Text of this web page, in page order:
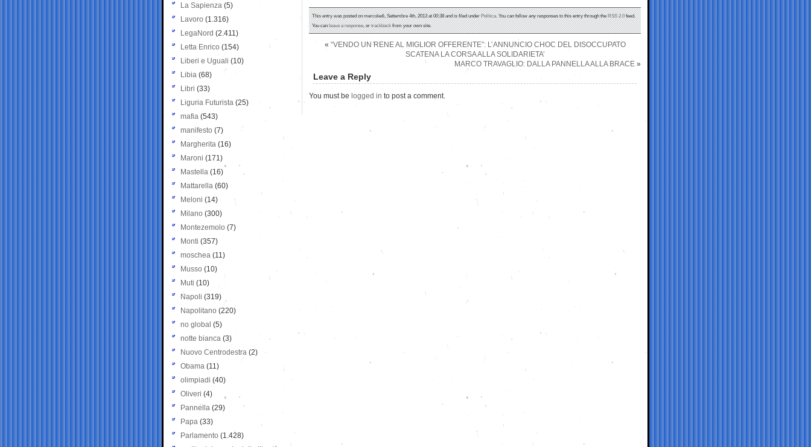
This entry was posted on mercoledì, Settembre 4th, 2013 at 00:38 and is filed underPolitica. You can follow any responses to this entry through theRSS 2.0feed.
You canleave a response, ortrackbackfrom your own site.
« “VENDO UN RENE AL MIGLIOR OFFERENTE”: L’ANNUNCIO CHOC DEL DISOCCUPATO
SCATENA LA CORSA ALLA SOLIDARIETA’
MARCO TRAVAGLIO: DALLA PANNELLA ALLA BRACE »
Leave a Reply
You must be logged in to post a comment.
La Sapienza (5)
Lavoro (1.316)
LegaNord (2.411)
Letta Enrico (154)
Liberi e Uguali (10)
Libia (68)
Libri (33)
Liguria Futurista (25)
mafia (543)
manifesto (7)
Margherita (16)
Maroni (171)
Mastella (16)
Mattarella (60)
Meloni (14)
Milano (300)
Montezemolo (7)
Monti (357)
moschea (11)
Musso (10)
Muti (10)
Napoli (319)
Napolitano (220)
no global (5)
notte bianca (3)
Nuovo Centrodestra (2)
Obama (11)
olimpiadi (40)
Oliveri (4)
Pannella (29)
Papa (33)
Parlamento (1.428)